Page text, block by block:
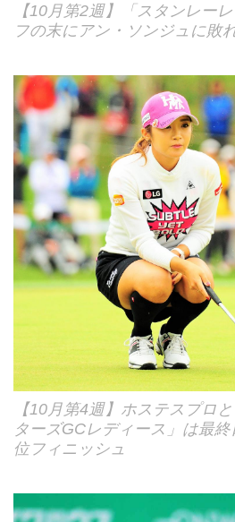
【10月第2週】「スタンレー
フの末にアン・ソンジュに敗
【10月第4週】ホステスプロ
ターズGCレディース」は最
位フィニッシュ